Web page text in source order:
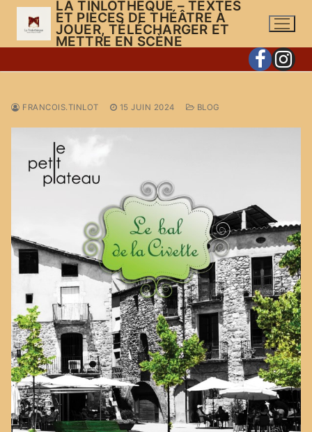
Aller
contenu
LA TINLOTHÈQUE – TEXTES
ET PIÈCES DE THÉÂTRE À
JOUER, TÉLÉCHARGER ET
METTRE EN SCÈNE
FRANCOIS.TINLOT 15 JUIN 2024 BLOG